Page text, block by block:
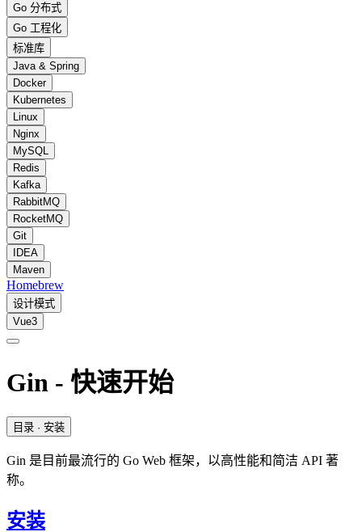
Go 分布式
Go 工程化
标准库
Java & Spring
Docker
Kubernetes
Linux
Nginx
MySQL
Redis
Kafka
RabbitMQ
RocketMQ
Git
IDEA
Maven
Homebrew
设计模式
Vue3
Gin - 快速开始
目录 · 安装
Gin 是目前最流行的 Go Web 框架，以高性能和简洁 API 著
称。
安装